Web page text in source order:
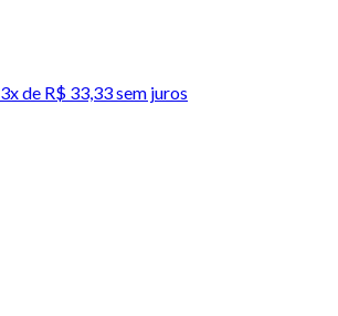
3x de R$ 33,33 sem juros